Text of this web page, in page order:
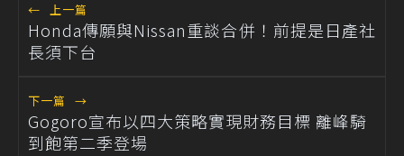
← 上一篇
Honda傳願與Nissan重談合併！前提是日產社
長須下台
下一篇 →
Gogoro宣布以四大策略實現財務目標 離峰騎
到飽第二季登場